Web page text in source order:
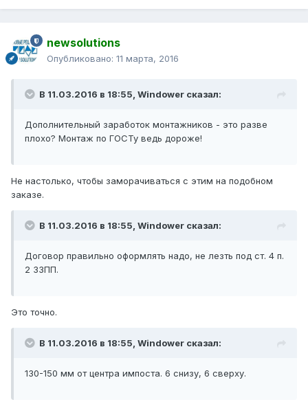
newsolutions
Опубликовано: 11 марта, 2016
В 11.03.2016 в 18:55, Windower сказал:
Дополнительный заработок монтажников - это разве
плохо? Монтаж по ГОСТу ведь дороже!
Не настолько, чтобы заморачиваться с этим на подобном
заказе.
В 11.03.2016 в 18:55, Windower сказал:
Договор правильно оформлять надо, не лезть под ст. 4 п.
2 ЗЗПП.
Это точно.
В 11.03.2016 в 18:55, Windower сказал:
130-150 мм от центра импоста. 6 снизу, 6 сверху.